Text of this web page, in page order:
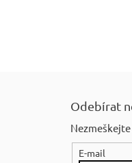
Odebírat
E-mail